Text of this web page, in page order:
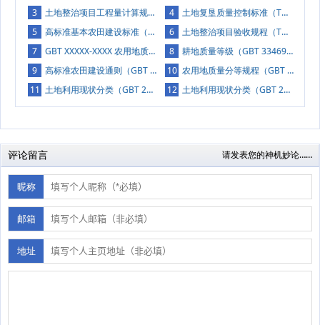
3
土地整治项目工程量计算规则（TDT 1039-2013） 4
土地复垦质量控制标准（TDT 1036-2013）
5
高标准基本农田建设标准（TDT 1033-2012） 6
土地整治项目验收规程（TDT 1013-2013）
7
GBT XXXXX-XXXX 农用地质量分等规程（报批稿） 8
耕地质量等级（GBT 33469-2016）
9
高标准农田建设通则（GBT 30600-2014） 10 农用地质量分等规程（GBT 28407-2012）
11 土地利用现状分类（GBT 21010-2017） 12 土地利用现状分类（GBT 21010-2007）
评论留言 请发表您的神机妙论……
昵称
邮箱
地址